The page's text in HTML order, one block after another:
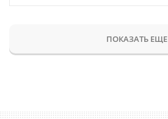
ПОКАЗАТЬ ЕЩЕ